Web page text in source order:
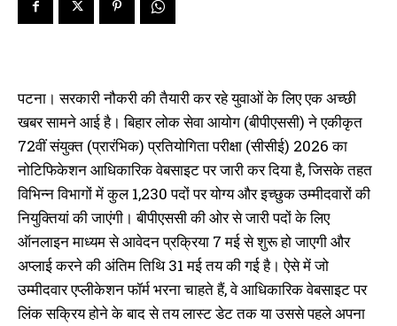
पटना। सरकारी नौकरी की तैयारी कर रहे युवाओं के लिए एक अच्छी
खबर सामने आई है। बिहार लोक सेवा आयोग (बीपीएससी) ने एकीकृत
72वीं संयुक्त (प्रारंभिक) प्रतियोगिता परीक्षा (सीसीई) 2026 का
नोटिफिकेशन आधिकारिक वेबसाइट पर जारी कर दिया है, जिसके तहत
विभिन्न विभागों में कुल 1,230 पदों पर योग्य और इच्छुक उम्मीदवारों की
नियुक्तियां की जाएंगी। बीपीएससी की ओर से जारी पदों के लिए
ऑनलाइन माध्यम से आवेदन प्रक्रिया 7 मई से शुरू हो जाएगी और
अप्लाई करने की अंतिम तिथि 31 मई तय की गई है। ऐसे में जो
उम्मीदवार एप्लीकेशन फॉर्म भरना चाहते हैं, वे आधिकारिक वेबसाइट पर
लिंक सक्रिय होने के बाद से तय लास्ट डेट तक या उससे पहले अपना